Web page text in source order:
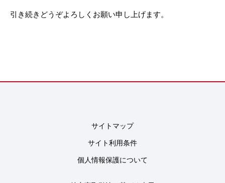
引き続きどうぞよろしくお願い申し上げます。
サイトマップ
サイト利用条件
個人情報保護について